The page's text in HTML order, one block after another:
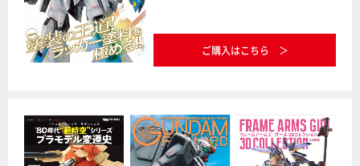
ご購入はこちら